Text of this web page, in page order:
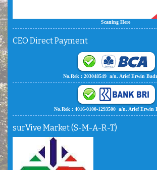
Scaning Here
CEO Direct Payment
No.Rek : 203048549 a/n. Arief Erwin
No.Rek : 4016-0100-1293500 a/n. Arief Erwin
surVive Market (S-M-A-R-T)